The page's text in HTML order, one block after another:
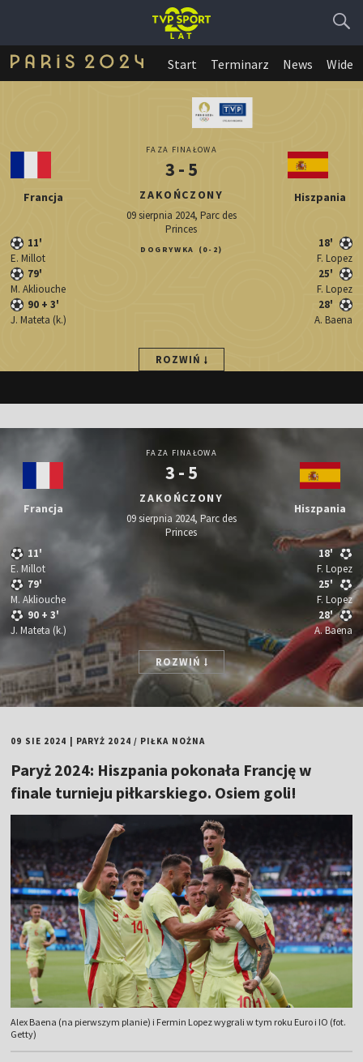
Start Terminarz News Wideo
Francja
11'
E. Millot
79'
M. Akliouche
90 + 3'
J. Mateta (k.)
FAZA FINAŁOWA
3 - 5
ZAKOŃCZONY
09 sierpnia 2024, Parc des
Princes
DOGRYWKA (0-2)
Hiszpania
18'
F. Lopez
25'
F. Lopez
28'
A. Baena
ROZWIŃ
Francja
11'
E. Millot
79'
M. Akliouche
90 + 3'
J. Mateta (k.)
FAZA FINAŁOWA
3 - 5
ZAKOŃCZONY
09 sierpnia 2024, Parc des
Princes
Hiszpania
18'
F. Lopez
25'
F. Lopez
28'
A. Baena
ROZWIŃ
09 SIE 2024 PARYŻ 2024 / PIŁKA NOŻNA
Paryż 2024: Hiszpania pokonała Francję w
finale turnieju piłkarskiego. Osiem goli!
Alex Baena (na pierwszym planie) i Fermin Lopez wygrali w tym roku Euro i IO (fot.
Getty)